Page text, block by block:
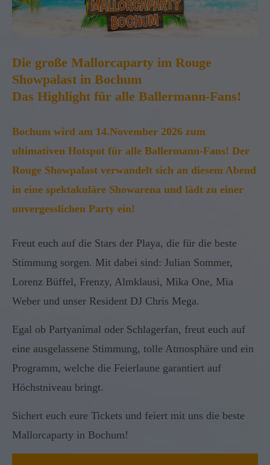
Die große Mallorcaparty im Rouge
Showpalast in Bochum
Das Highlight für alle Ballermann-Fans!
Bochum wird am 14.November 2026 zum
ultimativen Hotspot für alle Ballermann-Fans! Der
Rouge Showpalast verwandelt sich an diesem Abend
in eine spektakuläre Showarena und lädt zu einer
unvergesslichen Party ein!
Freut euch auf die Stars der Playa, die für die beste
Stimmung sorgen. Mit dabei sind: Julian Sommer,
Lorenz Büffel, Frenzy, Almklausi, Mika One, Mia
Weber und unser Resident DJ Chris Mega.
Egal ob Partyanimal oder Schlagerfan, freut euch auf
eine ausgelassene Stimmung, tolle Atmosphäre und ein
Programm, welche die Feierlaune garantiert auf
Höchstniveau bringt.
Sichert euch eure Tickets und feiert mit uns die beste
Mallorcaparty in Bochum!